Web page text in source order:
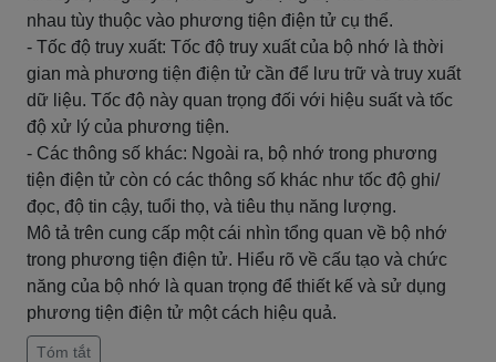
nhau tùy thuộc vào phương tiện điện tử cụ thể.
- Tốc độ truy xuất: Tốc độ truy xuất của bộ nhớ là thời
gian mà phương tiện điện tử cần để lưu trữ và truy xuất
dữ liệu. Tốc độ này quan trọng đối với hiệu suất và tốc
độ xử lý của phương tiện.
- Các thông số khác: Ngoài ra, bộ nhớ trong phương
tiện điện tử còn có các thông số khác như tốc độ ghi/
đọc, độ tin cậy, tuổi thọ, và tiêu thụ năng lượng.
Mô tả trên cung cấp một cái nhìn tổng quan về bộ nhớ
trong phương tiện điện tử. Hiểu rõ về cấu tạo và chức
năng của bộ nhớ là quan trọng để thiết kế và sử dụng
phương tiện điện tử một cách hiệu quả.
Tóm tắt